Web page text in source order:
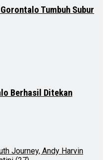
Tumbuh Subur
Berhasil Ditekan